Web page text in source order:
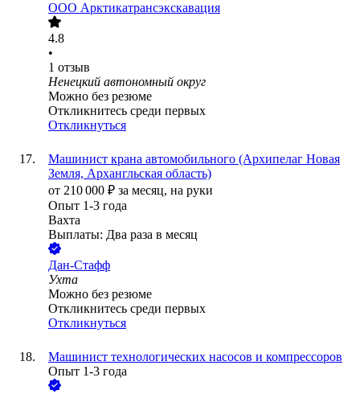
ООО Арктикатрансэкскавация
4.8
•
1 отзыв
Ненецкий автономный округ
Можно без резюме
Откликнитесь среди первых
Откликнуться
Машинист крана автомобильного (Архипелаг Новая
Земля, Архангльская область)
от 210 000 ₽ за месяц, на руки
Опыт 1-3 года
Вахта
Выплаты: Два раза в месяц
Дан-Стафф
Ухта
Можно без резюме
Откликнитесь среди первых
Откликнуться
Машинист технологических насосов и компрессоров
Опыт 1-3 года